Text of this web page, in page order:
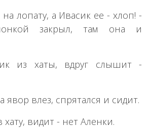
лопату, а Ивасик ее - хлоп! -
закрыл, там она и
из хаты, вдруг слышит -
явор влез, спрятался и сидит.
видит - нет Аленки.